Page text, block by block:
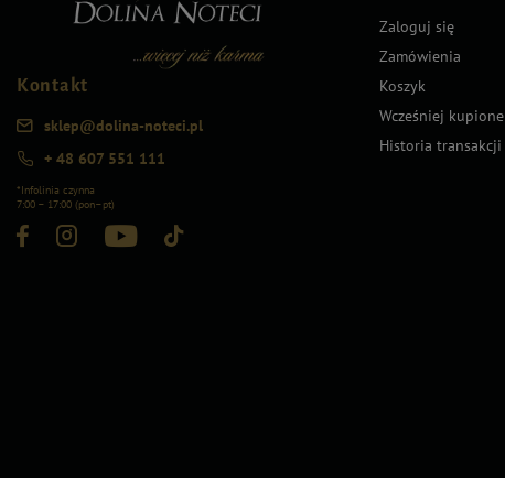
Kontakt
sklep@dolina-noteci.pl
+ 48 607 551 111
*Infolinia czynna
7:00 – 17:00 (pon–pt)
Zaloguj się
Zamówienia
Koszyk
Wcześniej kupione
Historia transakcji